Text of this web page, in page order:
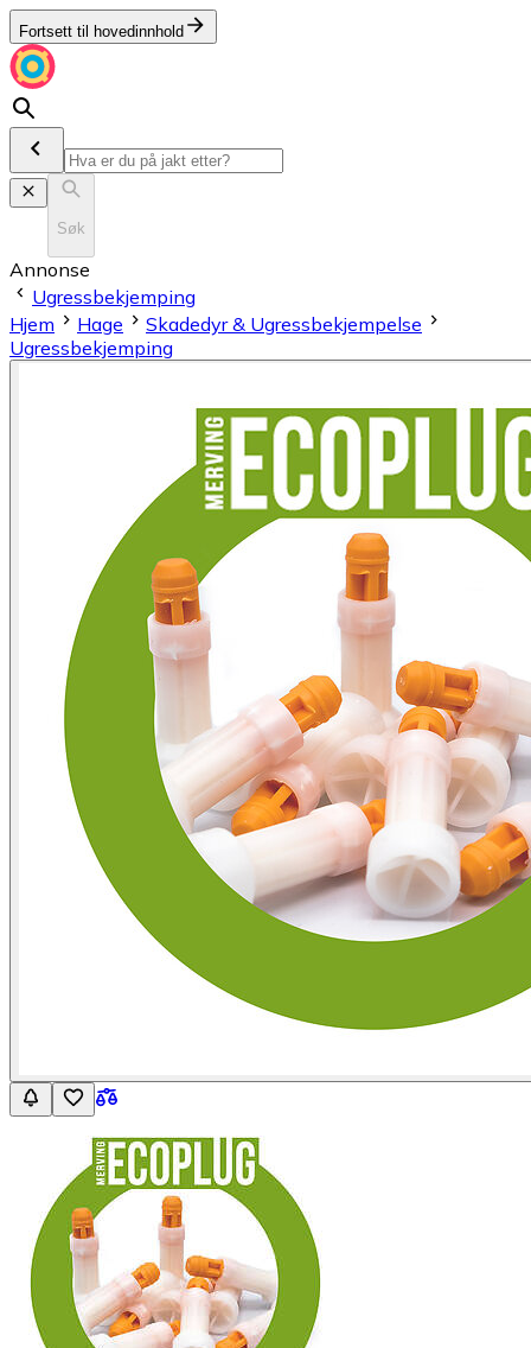
Fortsett til hovedinnhold
Søk
Annonse
Ugressbekjemping
Hjem
Hage
Skadedyr & Ugressbekjempelse
Ugressbekjemping